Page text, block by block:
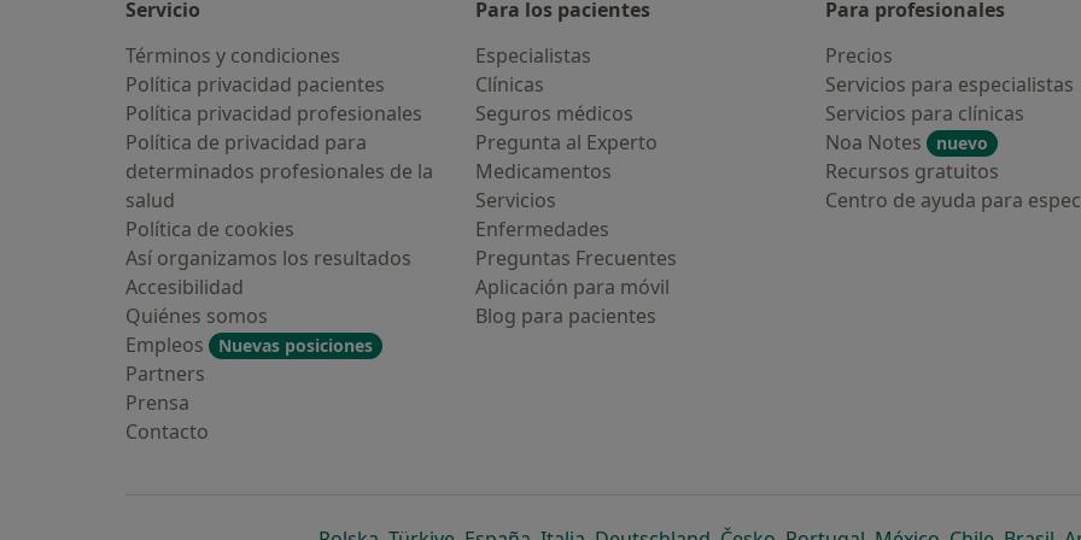
Servicio
Términos y condiciones
Política privacidad pacientes
Política privacidad profesionales
Política de privacidad para
determinados profesionales de la
salud
Política de cookies
Así organizamos los resultados
Accesibilidad
Quiénes somos
Empleos
Nuevas posiciones
Partners
Prensa
Contacto
Para los pacientes
Especialistas
Clínicas
Seguros médicos
Pregunta al Experto
Medicamentos
Servicios
Enfermedades
Preguntas Frecuentes
Aplicación para móvil
Blog para pacientes
Para profesionales
Precios
Servicios para especialistas
Servicios para clínicas
Noa Notes
nuevo
Recursos gratuitos
Centro de ayuda para